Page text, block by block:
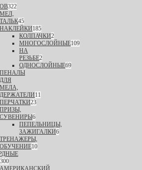
322
МЕЛ,
ТАЛЬК45
НАКЛЕЙКИ185
КОЛПАЧКИ2
МНОГОСЛОЙНЫЕ109
НА
РЕЗЬБЕ2
ОДНОСЛОЙНЫЕ69
ПЕНАЛЫ
ДЛЯ
МЕЛА,
ДЕРЖАТЕЛИ11
ПЕРЧАТКИ23
ПРИЗЫ,
СУВЕНИРЫ6
ПЕПЕЛЬНИЦЫ,
ЗАЖИГАЛКИ6
ТРЕНАЖЕРЫ,
ОБУЧЕНИЕ10
300